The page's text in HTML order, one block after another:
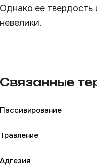
Однако ее твердость
невелики.
Связанные
Пассивирование
Травление
Адгезия